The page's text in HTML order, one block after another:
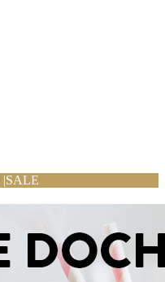
|SALE